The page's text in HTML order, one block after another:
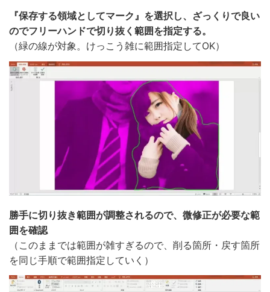
『保存する領域としてマーク』を選択し、ざっくりで良い
のでフリーハンドで切り抜く範囲を指定する。
（緑の線が対象。けっこう雑に範囲指定してOK）
勝手に切り抜き範囲が調整されるので、微修正が必要な範
囲を確認
（このままでは範囲が雑すぎるので、削る箇所・戻す箇所
を同じ手順で範囲指定していく）